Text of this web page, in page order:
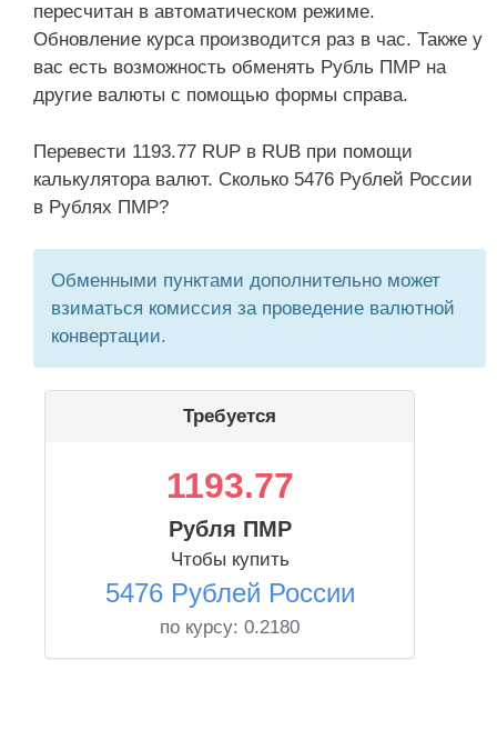
пересчитан в автоматическом режиме.
Обновление курса производится раз в час. Также у
вас есть возможность обменять Рубль ПМР на
другие валюты с помощью формы справа.
Перевести 1193.77 RUP в RUB при помощи
калькулятора валют. Сколько 5476 Рублей России
в Рублях ПМР?
Обменными пунктами дополнительно может
взиматься комиссия за проведение валютной
конвертации.
Требуется
1193.77
Рубля ПМР
Чтобы купить
5476 Рублей России
по курсу: 0.2180